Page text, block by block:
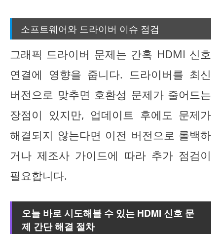
소프트웨어와 드라이버 이슈 점검
그래픽 드라이버 문제는 간혹 HDMI 신호
연결에 영향을 줍니다. 드라이버를 최신
버전으로 맞추면 호환성 문제가 줄어드는
장점이 있지만, 업데이트 후에도 문제가
해결되지 않는다면 이전 버전으로 롤백하
거나 제조사 가이드에 따라 추가 점검이
필요합니다.
오늘 바로 시도해볼 수 있는 HDMI 신호 문
제 간단 해결 절차